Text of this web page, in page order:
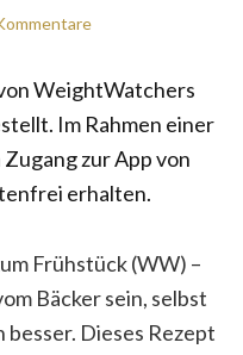
Frühstück (WW) –
Bäcker sein, selbst
besser. Dieses Rezept